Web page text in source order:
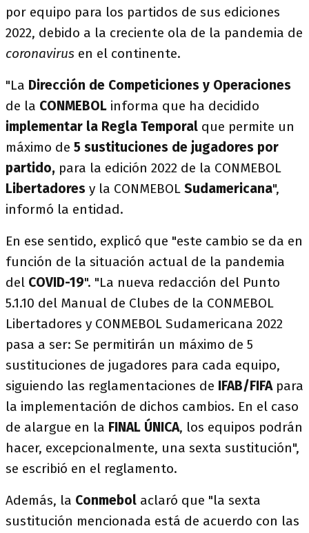
por equipo para los partidos de sus ediciones
2022, debido a la creciente ola de la pandemia de
coronavirus en el continente.
"La Dirección de Competiciones y Operaciones
de la CONMEBOL informa que ha decidido
implementar la Regla Temporal que permite un
máximo de 5 sustituciones de jugadores por
partido, para la edición 2022 de la CONMEBOL
Libertadores y la CONMEBOL Sudamericana",
informó la entidad.
En ese sentido, explicó que "este cambio se da en
función de la situación actual de la pandemia
del COVID-19". "La nueva redacción del Punto
5.1.10 del Manual de Clubes de la CONMEBOL
Libertadores y CONMEBOL Sudamericana 2022
pasa a ser: Se permitirán un máximo de 5
sustituciones de jugadores para cada equipo,
siguiendo las reglamentaciones de IFAB/FIFApara
la implementación de dichos cambios. En el caso
de alargue en la FINAL ÚNICA, los equipos podrán
hacer, excepcionalmente, una sexta sustitución",
se escribió en el reglamento.
Además, la Conmebol aclaró que "la sexta
sustitución mencionada está de acuerdo con las